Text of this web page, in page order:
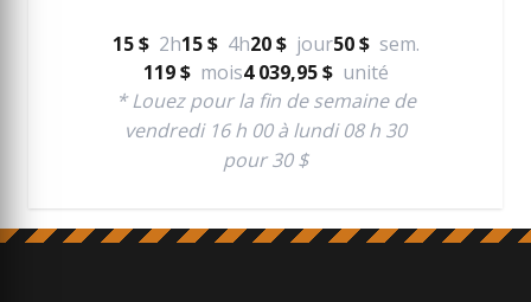
15 $ 2h15 $ 4h20 $ jour50 $ sem.
119 $ mois4 039,95 $ unité
* Louez pour la fin de semaine de
vendredi 16 h 00 à lundi 08 h 30
pour 30 $